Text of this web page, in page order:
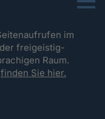
Menu
im
freigeistig-
Raum.
finden Sie hier.